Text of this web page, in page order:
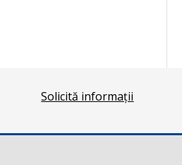
Solicită informații